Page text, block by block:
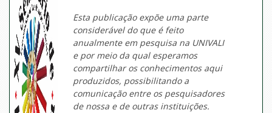
Esta publicação expõe uma parte
considerável do que é feito
anualmente em pesquisa na UNIVALI
e por meio da qual esperamos
compartilhar os conhecimentos aqui
produzidos, possibilitando a
comunicação entre os pesquisadores
de nossa e de outras instituições.